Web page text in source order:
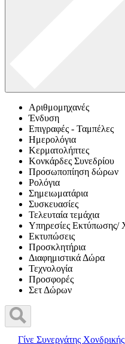
Αριθμομηχανές
Ένδυση
Επιγραφές - Ταμπέλες
Ημερολόγια
Κερματολήπτες
Κονκάρδες Συνεδρίου
Προσωποπίηση δώρων
Ρολόγια
Σημειωματάρια
Συσκευασίες
Τελευταία τεμάχια
Υπηρεσίες Εκτύπωσης/
Εκτυπώσεις
Προσκλητήρια
Διαφημιστικά Δώρα
Τεχνολογία
Προσφορές
Σετ Δώρων
Γίνε Συνεργάτης Χονδρικής